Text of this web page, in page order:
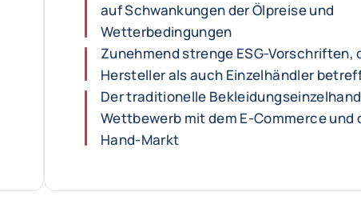
auf Schwankungen der Ölpreise und
Wetterbedingungen
Zunehmend strenge ESG-Vorschriften,
Hersteller als auch Einzelhändler
Der traditionelle
Wettbewerb mit dem E-Commerce und
Hand-Markt